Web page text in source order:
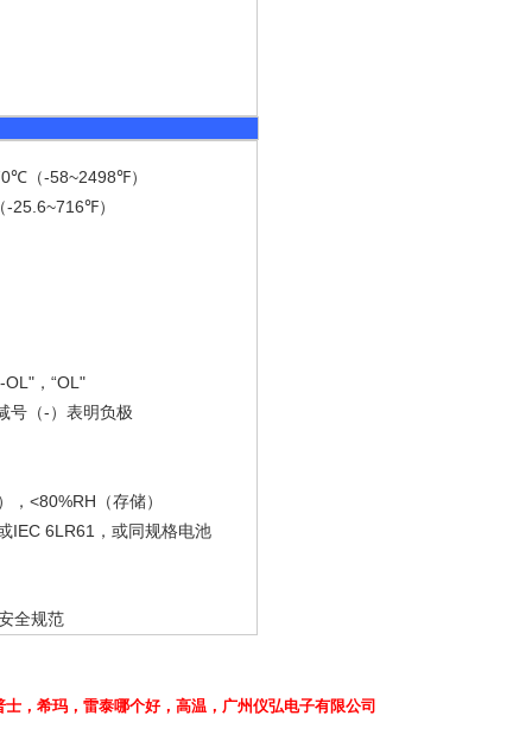
℃ （-58~2498℉）
-25.6~716℉）
OL" ，“OL"
号（- ）表明负极
，<80%RH （存储）
IEC 6LR61 ，或同规格电池
全规范
士 ， 希玛 ，雷泰哪个好， 高温 ，广州仪弘电子有限公司